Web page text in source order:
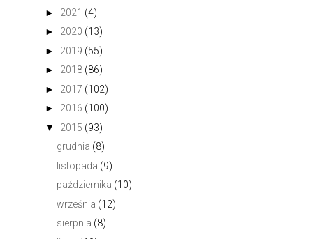
► 2021 (4)
► 2020 (13)
► 2019 (55)
► 2018 (86)
► 2017 (102)
► 2016 (100)
▼
2015 (93)
grudnia (8)
listopada (9)
października (10)
września (12)
sierpnia (8)